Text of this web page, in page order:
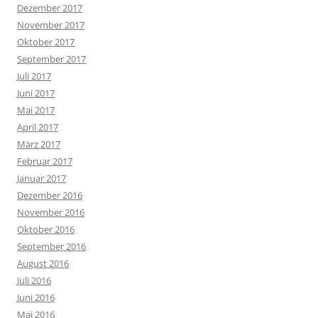
Dezember 2017
November 2017
Oktober 2017
September 2017
Juli 2017
Juni 2017
Mai 2017
April 2017
März 2017
Februar 2017
Januar 2017
Dezember 2016
November 2016
Oktober 2016
September 2016
August 2016
Juli 2016
Juni 2016
Mai 2016